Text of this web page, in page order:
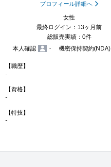
プロフィール詳細へ
女性
最終ログイン：13ヶ月前
総販売実績：0件
本人確認
- 機密保持契約(NDA)
【職歴】
-
【資格】
-
【特技】
-